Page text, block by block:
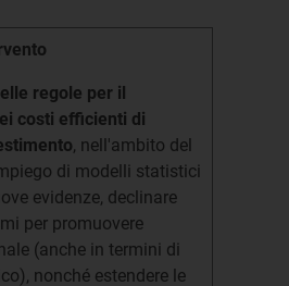
regole per il
costi efficienti di
, nell'ambito del
di modelli statistici
evidenze, declinare
per promuovere
(anche in termini di
nonché estendere le